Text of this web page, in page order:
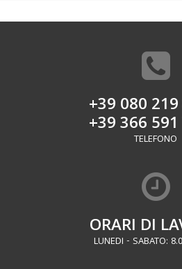
+39 080
+39 366
TELEFONO
ORARI DI
LUNEDI - SABATO: